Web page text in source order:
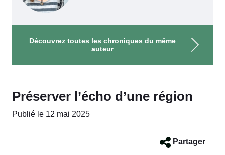
Découvrez toutes les chroniques du même
auteur
Préserver l’écho d’une région
Publié le 12 mai 2025
Partager